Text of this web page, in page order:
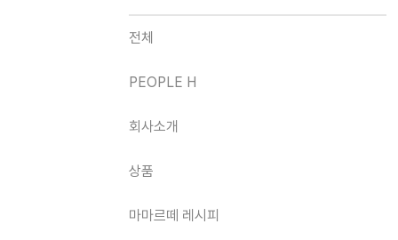
전체
PEOPLE H
회사소개
상품
마마르떼 레시피